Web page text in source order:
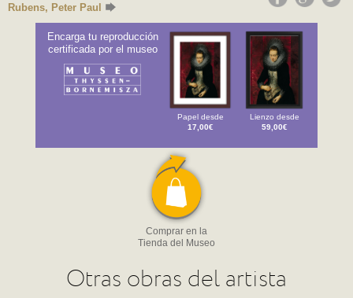
Rubens, Peter Paul
Encarga tu reproducción
certificada por el museo
Papel desde
17,00€
Lienzo desde
59,00€
Comprar en la
Tienda del Museo
Otras obras del artista